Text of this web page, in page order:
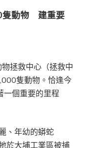
隻動物 建重要
拯救中心（拯救中
隻動物。恰逢今
一個重要的里程
、年幼的蟒蛇
於大埔工業區被捕